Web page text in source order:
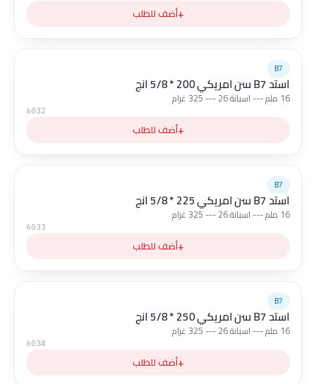
+أضف للطلب
B7
استد B7 سن امريكي 200 * 5/8 انج
16 ملم --- اسبانة 26 --- 325 غرام
6032
+أضف للطلب
B7
استد B7 سن امريكي 225 * 5/8 انج
16 ملم --- اسبانة 26 --- 325 غرام
6033
+أضف للطلب
B7
استد B7 سن امريكي 250 * 5/8 انج
16 ملم --- اسبانة 26 --- 325 غرام
6034
+أضف للطلب